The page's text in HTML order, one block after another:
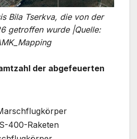
Bila Tserkva, die von der
getroffen wurde |Quelle:
der abgefeuerten
400-Raketen